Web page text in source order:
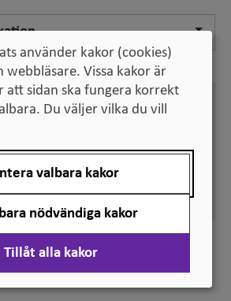
skills
använder kakor (cookies)
webbläsare. Vissa kakor är
att sidan ska fungera korrekt
Du väljer vilka du vill
valbara kakor
nödvändiga kakor
Tillåt alla kakor